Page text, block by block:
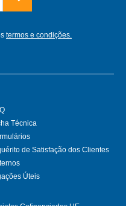
termos e condições.
Técnica
de Satisfação dos Clientes
Úteis